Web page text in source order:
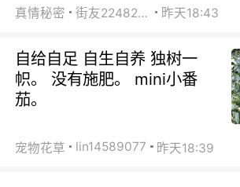
真情秘密 街友22482465 昨天18:43
自给自足 自生自养 独树一
帜。 没有施肥。 mini小番
茄。
宠物花草 lin14589077 昨天18:39